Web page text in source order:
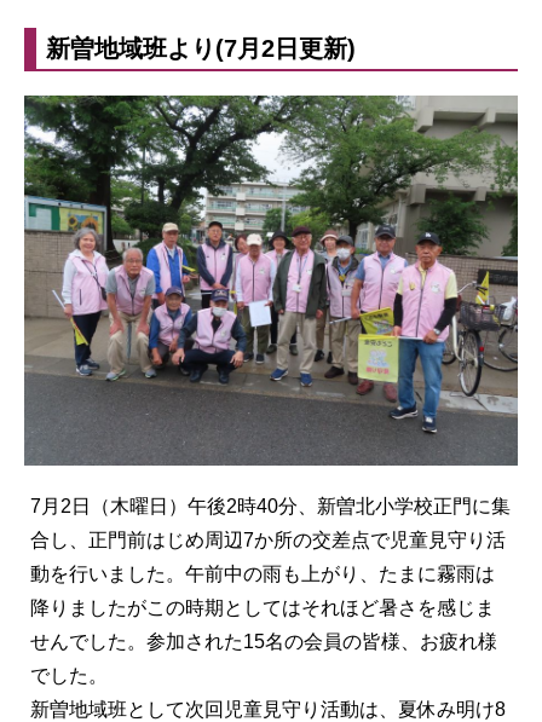
新曽地域班より(7月2日更新)
7月2日（木曜日）午後2時40分、新曽北小学校正門に集
合し、正門前はじめ周辺7か所の交差点で児童見守り活
動を行いました。午前中の雨も上がり、たまに霧雨は
降りましたがこの時期としてはそれほど暑さを感じま
せんでした。参加された15名の会員の皆様、お疲れ様
でした。
新曽地域班として次回児童見守り活動は、夏休み明け8